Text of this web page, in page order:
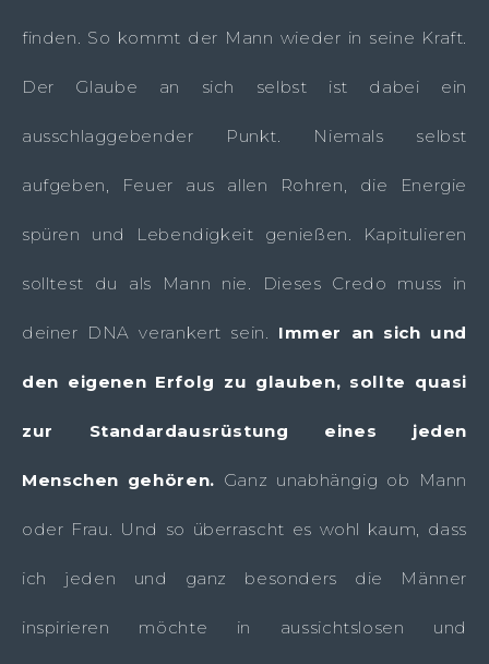
finden. So kommt der Mann wieder in seine Kraft.
Der Glaube an sich selbst ist dabei ein
ausschlaggebender Punkt. Niemals selbst
aufgeben, Feuer aus allen Rohren, die Energie
spüren und Lebendigkeit genießen. Kapitulieren
solltest du als Mann nie. Dieses Credo muss in
deiner DNA verankert sein. Immer an sich und
den eigenen Erfolg zu glauben, sollte quasi
zur Standardausrüstung eines jeden
Menschen gehören. Ganz unabhängig ob Mann
oder Frau. Und so überrascht es wohl kaum, dass
ich jeden und ganz besonders die Männer
inspirieren möchte in aussichtslosen und